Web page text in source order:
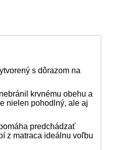
s dôrazom na
krvnému obehu a
nielen pohodlný, ale aj
predchádzať
z matraca ideálnu voľbu